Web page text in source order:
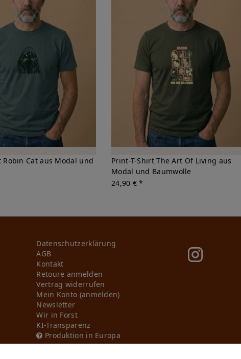
Robin Cat aus Modal und
Print-T-Shirt The Art Of Living aus
Modal und Baumwolle
24,90 € *
Daten­schutz­erklärung
AGB
Kontakt
Retoure anmelden
Vertrag widerrufen
Mein Konto (anmelden)
Newsletter
Wir in Forst
KI-Transparenz
Produktion in Europa